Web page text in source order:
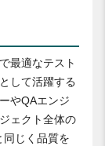
最適なテスト
して活躍する
やQAエンジ
ェクト全体の
同じく品質を